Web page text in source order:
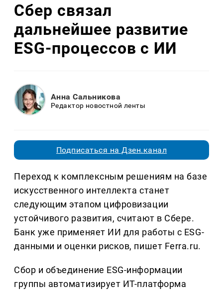
Сбер связал
дальнейшее развитие
ESG-процессов с ИИ
Анна Сальникова
Редактор новостной ленты
Подписаться на Дзен.канал
Переход к комплексным решениям на базе
искусственного интеллекта станет
следующим этапом цифровизации
устойчивого развития, считают в Сбере.
Банк уже применяет ИИ для работы с ESG-
данными и оценки рисков, пишет Ferra.ru.
Сбор и объединение ESG-информации
группы автоматизирует ИТ-платформа